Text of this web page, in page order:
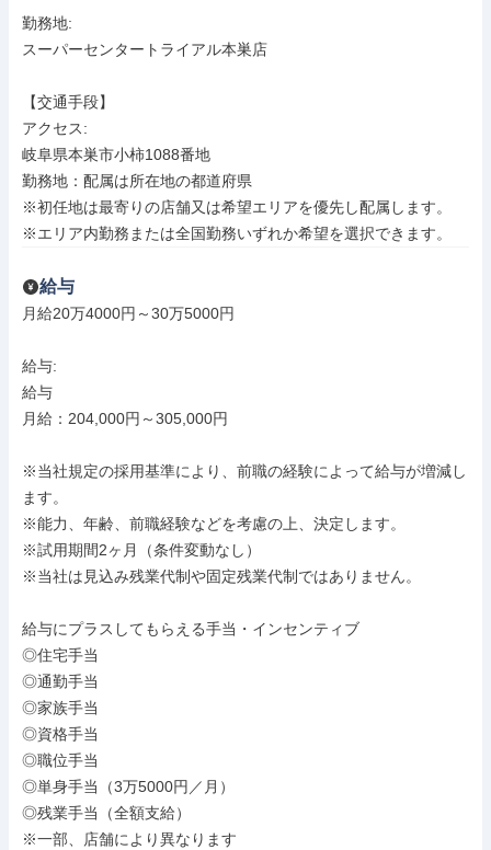
勤務地:
スーパーセンタートライアル本巣店
【交通手段】
アクセス:
岐阜県本巣市小柿1088番地
勤務地：配属は所在地の都道府県
※初任地は最寄りの店舗又は希望エリアを優先し配属します。
※エリア内勤務または全国勤務いずれか希望を選択できます。
給与
月給20万4000円～30万5000円
給与:
給与
月給：204,000円～305,000円
※当社規定の採用基準により、前職の経験によって給与が増減し
ます。
※能力、年齢、前職経験などを考慮の上、決定します。
※試用期間2ヶ月（条件変動なし）
※当社は見込み残業代制や固定残業代制ではありません。
給与にプラスしてもらえる手当・インセンティブ
◎住宅手当
◎通勤手当
◎家族手当
◎資格手当
◎職位手当
◎単身手当（3万5000円／月）
◎残業手当（全額支給）
※一部、店舗により異なります